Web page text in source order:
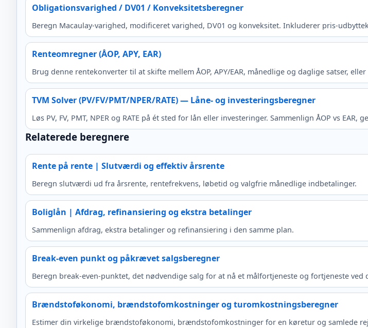
Obligationsvarighed / DV01 / Konveksitetsberegner
Beregn Macaulay-varighed, modificeret varighed, DV01 og konveksitet. Inkluderer pris-
Renteomregner (ÅOP, APY, EAR)
Brug denne rentekonverter til at skifte mellem ÅOP, APY/EAR, månedlige og daglige satser,
TVM Solver (PV/FV/PMT/NPER/RATE) — Låne- og investeringsberegner
Løs PV, FV, PMT, NPER og RATE på ét sted for lån eller investeringer. Sammenlign ÅOP vs
Relaterede beregnere
Rente på rente | Slutværdi og effektiv årsrente
Beregn slutværdi ud fra årsrente, rentefrekvens, løbetid og valgfrie månedlige indbetalinger.
Boliglån | Afdrag, refinansiering og ekstra betalinger
Sammenlign afdrag, ekstra betalinger og refinansiering i den samme plan.
Break-even punkt og påkrævet salgsberegner
Beregn break-even-punktet, det nødvendige salg for at nå et målfortjeneste og fortjeneste
Brændstoføkonomi, brændstofomkostninger og turomkostningsberegner
Estimer din virkelige brændstoføkonomi, brændstofomkostninger for en køretur og samlede